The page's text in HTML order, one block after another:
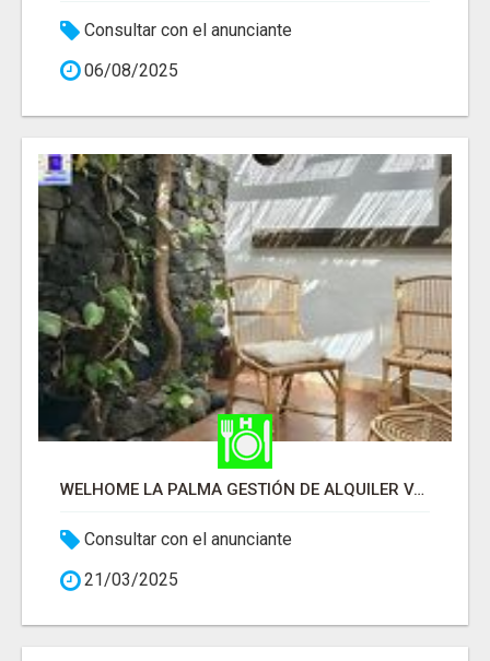
Consultar con el anunciante
06/08/2025
WELHOME LA PALMA GESTIÓN DE ALQUILER VACACIONAL
Consultar con el anunciante
21/03/2025